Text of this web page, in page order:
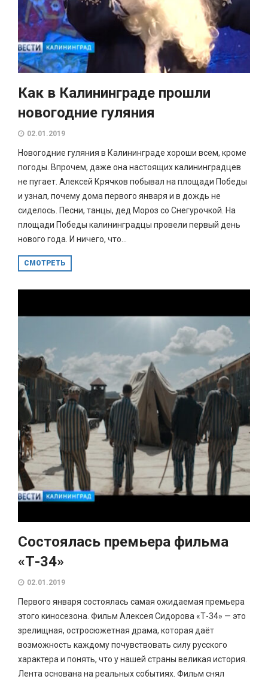
Как в Калининграде прошли
новогодние гуляния
02.01.2019
Новогодние гуляния в Калининграде хороши всем, кроме
погоды. Впрочем, даже она настоящих калининградцев
не пугает. Алексей Крячков побывал на площади Победы
и узнал, почему дома первого января и в дождь не
сиделось. Песни, танцы, дед Мороз со Снегурочкой. На
площади Победы калининградцы провели первый день
нового года. И ничего, что...
СМОТРЕТЬ
Состоялась премьера фильма
«Т-34»
02.01.2019
Первого января состоялась самая ожидаемая премьера
этого киносезона. Фильм Алексея Сидорова «Т-34» — это
зрелищная, остросюжетная драма, которая даёт
возможность каждому почувствовать силу русского
характера и понять, что у нашей страны великая история.
Лента основана на реальных событиях. Фильм снял